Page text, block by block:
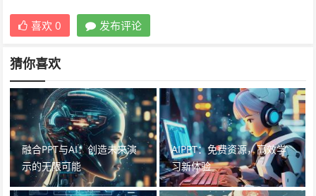
喜欢 0 发布评论
猜你喜欢
融合PPT与AI：创造未来演
示的无限可能
AIPPT：免费资源，高效学
习新体验